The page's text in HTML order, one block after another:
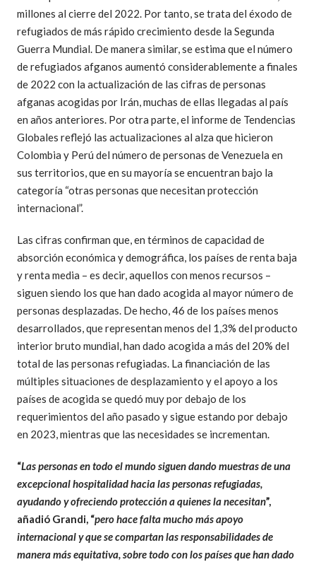
millones al cierre del 2022. Por tanto, se trata del éxodo de
refugiados de más rápido crecimiento desde la Segunda
Guerra Mundial. De manera similar, se estima que el número
de refugiados afganos aumentó considerablemente a finales
de 2022 con la actualización de las cifras de personas
afganas acogidas por Irán, muchas de ellas llegadas al país
en años anteriores. Por otra parte, el informe de Tendencias
Globales reflejó las actualizaciones al alza que hicieron
Colombia y Perú del número de personas de Venezuela en
sus territorios, que en su mayoría se encuentran bajo la
categoría “otras personas que necesitan protección
internacional”.
Las cifras confirman que, en términos de capacidad de
absorción económica y demográfica, los países de renta baja
y renta media – es decir, aquellos con menos recursos –
siguen siendo los que han dado acogida al mayor número de
personas desplazadas. De hecho, 46 de los países menos
desarrollados, que representan menos del 1,3% del producto
interior bruto mundial, han dado acogida a más del 20% del
total de las personas refugiadas. La financiación de las
múltiples situaciones de desplazamiento y el apoyo a los
países de acogida se quedó muy por debajo de los
requerimientos del año pasado y sigue estando por debajo
en 2023, mientras que las necesidades se incrementan.
“Las personas en todo el mundo siguen dando muestras de una
excepcional hospitalidad hacia las personas refugiadas,
ayudando y ofreciendo protección a quienes la necesitan”,
añadió Grandi, “pero hace falta mucho más apoyo
internacional y que se compartan las responsabilidades de
manera más equitativa, sobre todo con los países que han dado